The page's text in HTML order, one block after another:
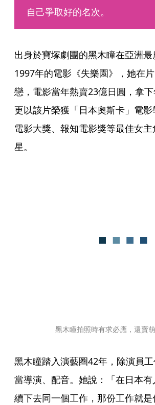
自己爭取好的名次。
出身於寶塚劇團的黑木瞳在亞洲
1997年的電影《失樂園》，她在
戀，電影當年熱賣23億日圓，拿
更以該片榮獲「日本奧斯卡」電
電影大獎、報知電影獎等最佳女
星。
黑木瞳拍照時有求必應，還賣萌
黑木瞳踏入演藝圈42年，除演員
當導演、配音。她說：「在日本
續下去同一個工作，那份工作就